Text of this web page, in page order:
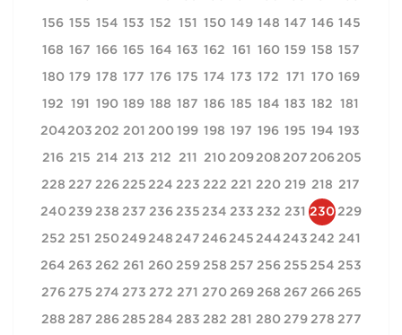
145
146
147
148
149
150
151
152
153
154
155
156
157
158
159
160
161
162
163
164
165
166
167
168
169
170
171
172
173
174
175
176
177
178
179
180
181
182
183
184
185
186
187
188
189
190
191
192
193
194
195
196
197
198
199
200
201
202
203
204
205
206
207
208
209
210
211
212
213
214
215
216
217
218
219
220
221
222
223
224
225
226
227
228
229
230
231
232
233
234
235
236
237
238
239
240
241
242
243
244
245
246
247
248
249
250
251
252
253
254
255
256
257
258
259
260
261
262
263
264
265
266
267
268
269
270
271
272
273
274
275
276
277
278
279
280
281
282
283
284
285
286
287
288